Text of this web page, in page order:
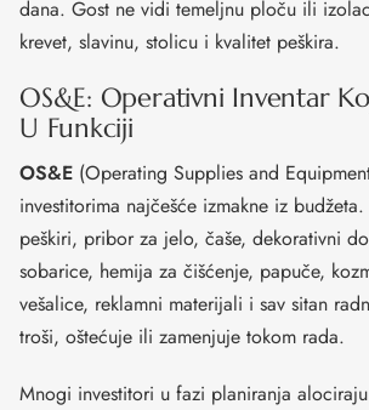
dana. Gost ne vidi temeljnu ploču ili
krevet, slavinu, stolicu i kvalitet peškira.
OS&E: Operativni Inventar
U Funkciji
OS&E (Operating Supplies and
investitorima najčešće izmakne iz
peškiri, pribor za jelo, čaše, dekorativni
sobarice, hemija za čišćenje, papuče,
vešalice, reklamni materijali i sav sitan
troši, oštećuje ili zamenjuje tokom rada.
Mnogi investitori u fazi planiranja